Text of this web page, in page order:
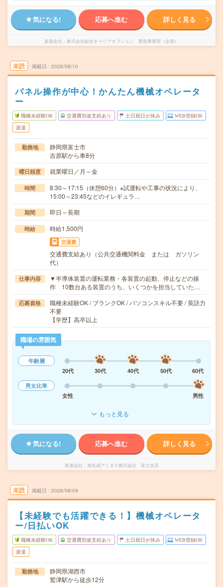
気になる! 応募へ進む 詳しく見る
派遣会社 株式会社綜合キャリアオプション 製造事業部（全国）
未読 掲載日 2026/08/10
パネル操作が中心！かんたん機械オペレータ
ー
職種未経験OK 交通費別途支給あり 土日祝日が休み WEB登録OK
派遣
勤務地
静岡県富士市
吉原駅から車8分
曜日頻度 就業曜日／月～金
時間
8:30～17:15（休憩60分）※試運転や工事の状況により、
15:00～23:45などのイレギュラ…
期間 即日～長期
時給 時給1,500円
交通費
交通費支給あり（公共交通機関料金 または ガソリン
代）
仕事内容
▼半導体装置の運転業務・各装置の起動、停止などの操
作 10数台ある装置のうち、いくつかを担当していた…
応募資格
職種未経験OK / ブランクOK / パソコンスキル不要 / 英語力
不要
【学歴】高卒以上
職場の雰囲気
年齢層
20代
30代 40代 50代
60代
男女比率
女性
男性
もっと見る
気になる! 応募へ進む 詳しく見る
派遣会社 旭化成アミダス株式会社 富士支店
未読 掲載日 2026/08/09
【未経験でも活躍できる！】機械オペレータ
ー/日払いOK
職種未経験OK 交通費別途支給あり 土日祝日が休み WEB登録OK
派遣
勤務地
静岡県湖西市
鷲津駅から徒歩12分